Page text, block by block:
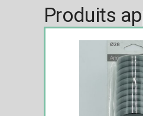
Produits